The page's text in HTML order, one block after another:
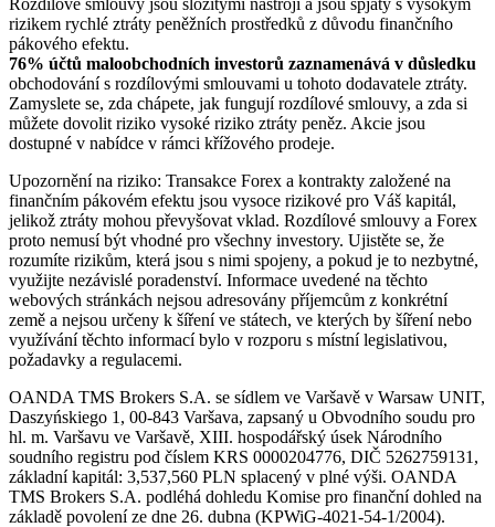
rizikem rychlé ztráty peněžních prostředků z důvodu finančního
pákového efektu.
76% účtů maloobchodních investorů zaznamenává v důsledku
obchodování s rozdílovými smlouvami u tohoto dodavatele ztráty.
Zamyslete se, zda chápete, jak fungují rozdílové smlouvy, a zda si
můžete dovolit riziko vysoké riziko ztráty peněz. Akcie jsou
dostupné v nabídce v rámci křížového prodeje.
Upozornění na riziko: Transakce Forex a kontrakty založené na
finančním pákovém efektu jsou vysoce rizikové pro Váš kapitál,
jelikož ztráty mohou převyšovat vklad. Rozdílové smlouvy a Forex
proto nemusí být vhodné pro všechny investory. Ujistěte se, že
rozumíte rizikům, která jsou s nimi spojeny, a pokud je to nezbytné,
využijte nezávislé poradenství. Informace uvedené na těchto
webových stránkách nejsou adresovány příjemcům z konkrétní
země a nejsou určeny k šíření ve státech, ve kterých by šíření nebo
využívání těchto informací bylo v rozporu s místní legislativou,
požadavky a regulacemi.
OANDA TMS Brokers S.A. se sídlem ve Varšavě v Warsaw UNIT,
Daszyńskiego 1, 00-843 Varšava, zapsaný u Obvodního soudu pro
hl. m. Varšavu ve Varšavě, XIII. hospodářský úsek Národního
soudního registru pod číslem KRS 0000204776, DIČ 5262759131,
základní kapitál: 3,537,560 PLN splacený v plné výši. OANDA
TMS Brokers S.A. podléhá dohledu Komise pro finanční dohled na
základě povolení ze dne 26. dubna (KPWiG-4021-54-1/2004).